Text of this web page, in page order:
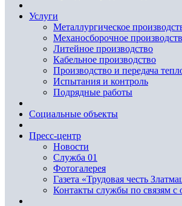
Услуги
Металлургическое
Механосборочное
Литейное производство
Кабельное производство
Производство и передача
Испытания и контроль
Подрядные работы
Социальные объекты
Пресс-центр
Новости
Служба 01
Фотогалерея
Газета «Трудовая честь
Контакты службы по связям с